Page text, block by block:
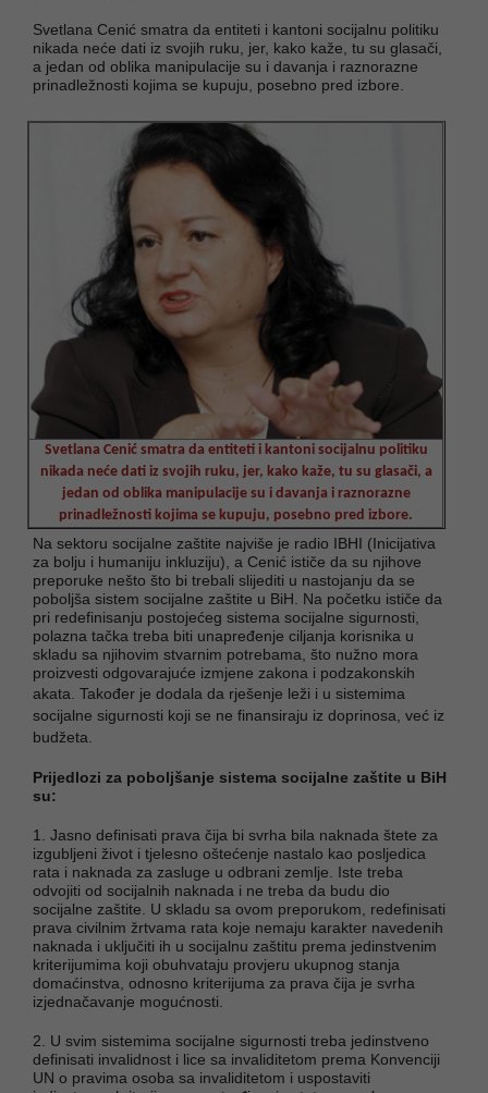
Svetlana Cenić smatra da entiteti i kantoni socijalnu politiku
nikada neće dati iz svojih ruku, jer, kako kaže, tu su glasači,
a jedan od oblika manipulacije su i davanja i raznorazne
prinadležnosti kojima se kupuju, posebno pred izbore.
Svetlana Cenić smatra da entiteti i kantoni socijalnu politiku
nikada neće dati iz svojih ruku, jer, kako kaže, tu su glasači, a
jedan od oblika manipulacije su i davanja i raznorazne
prinadležnosti kojima se kupuju, posebno pred izbore.
Na sektoru socijalne zaštite najviše je radio IBHI (Inicijativa
za bolju i humaniju inkluziju), a Cenić ističe da su njihove
preporuke nešto što bi trebali slijediti u nastojanju da se
poboljša sistem socijalne zaštite u BiH. Na početku ističe da
pri redefinisanju postojećeg sistema socijalne sigurnosti,
polazna tačka treba biti unapređenje ciljanja korisnika u
skladu sa njihovim stvarnim potrebama, što nužno mora
proizvesti odgovarajuće izmjene zakona i podzakonskih
akata. Također je dodala da rješenje leži i u sistemima
socijalne sigurnosti koji se ne finansiraju iz doprinosa, već iz
budžeta.
Prijedlozi za poboljšanje sistema socijalne zaštite u BiH
su:
1. Jasno definisati prava čija bi svrha bila naknada štete za
izgubljeni život i tjelesno oštećenje nastalo kao posljedica
rata i naknada za zasluge u odbrani zemlje. Iste treba
odvojiti od socijalnih naknada i ne treba da budu dio
socijalne zaštite. U skladu sa ovom preporukom, redefinisati
prava civilnim žrtvama rata koje nemaju karakter navedenih
naknada i uključiti ih u socijalnu zaštitu prema jedinstvenim
kriterijumima koji obuhvataju provjeru ukupnog stanja
domaćinstva, odnosno kriterijuma za prava čija je svrha
izjednačavanje mogućnosti.
2. U svim sistemima socijalne sigurnosti treba jedinstveno
definisati invalidnost i lice sa invaliditetom prema Konvenciji
UN o pravima osoba sa invaliditetom i uspostaviti